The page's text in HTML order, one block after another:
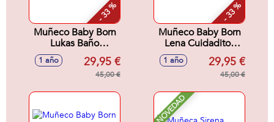
- 33 %
Muñeco Baby Born
Lukas Baño
Divertido con 6
funciciones y 14
accesorios 36 Cm.
1 año 29,95 €
45,00 €
- 33 %
Muñeco Baby Born
Lena Cuidaditos
con 6 funiciones y
14 accesorios 36
1 año 29,95 €
45,00 €
NOVEDAD